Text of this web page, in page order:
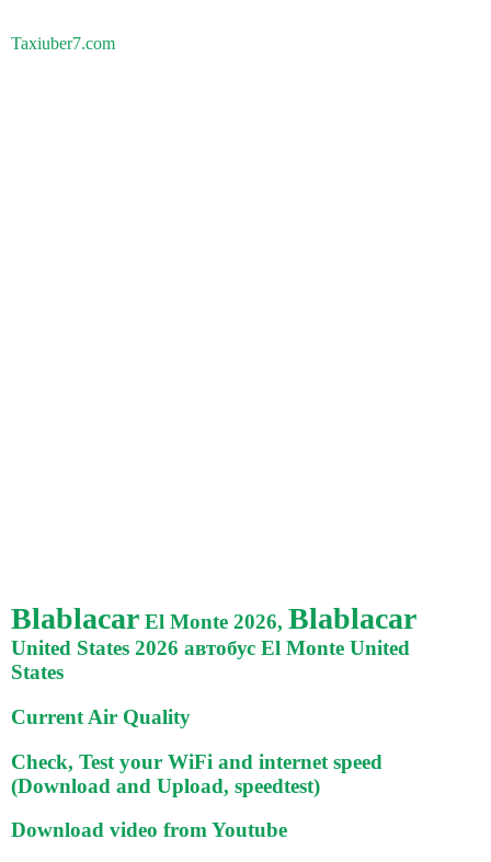
Taxiuber7.com
Blablacar El Monte 2026, Blablacar
United States 2026 автобус El Monte United
States
Current Air Quality
Check, Test your WiFi and internet speed
(Download and Upload, speedtest)
Download video from Youtube